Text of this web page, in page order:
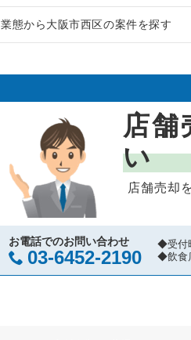
大阪市中央区の飲食店の居抜き売
堺市北区の飲食店の居抜き売却物
堺市中区の飲食店の居抜き売却物
大阪市西区の飲食店の居抜き売却
茨木市の飲食店の居抜き売却物件
大阪市福島区の飲食店の居抜き売
豊中市の飲食店の居抜き売却物件
大阪府のラーメンの居抜き売却物
大阪府のイタリア料理の居抜き売
大阪府の中華の居抜き売却物件の
大阪府のそば・うどんの居抜き売
大阪府の寿司の居抜き売却物件の
大阪府の焼肉の居抜き売却物件の
大阪府の鉄板焼き・お好み焼の居
業態から大阪市西区の案件を探す
大阪市西区のイタリア料理の居抜
大阪市西区の中華の居抜き売却物
大阪市西区の焼肉の居抜き売却物
大阪市西区の鉄板焼き・お好み焼
大阪市西区のアジア料理の居抜き
大阪市西区のカフェの居抜き売却
店舗
い
店舗売却
お電話でのお問い合わせ
03-6452-2190
◆受付
◆飲食